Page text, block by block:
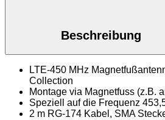
Beschreibung
LTE-450 MHz
Collection
Montage via Magnetfuss (z.B.
Speziell auf die Frequenz
2 m RG-174 Kabel, SMA